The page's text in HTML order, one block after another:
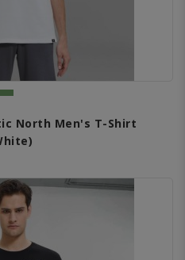
North Men's T-Shirt